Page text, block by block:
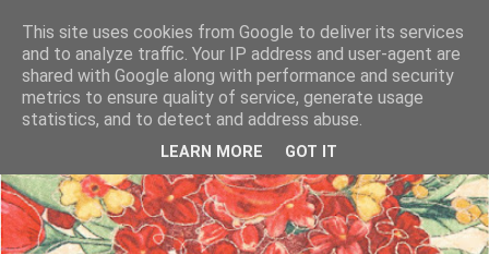
This site uses cookies from Google to deliver its services
and to analyze traffic. Your IP address and user-agent are
shared with Google along with performance and security
metrics to ensure quality of service, generate usage
statistics, and to detect and address abuse.
LEARN MORE GOT IT